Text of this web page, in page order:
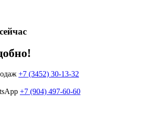
+7 (3452) 30-13-32
+7 (904) 497-60-60